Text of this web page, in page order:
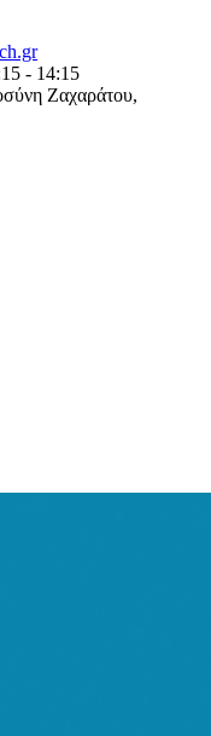
- 14:15
Ζαχαράτου,